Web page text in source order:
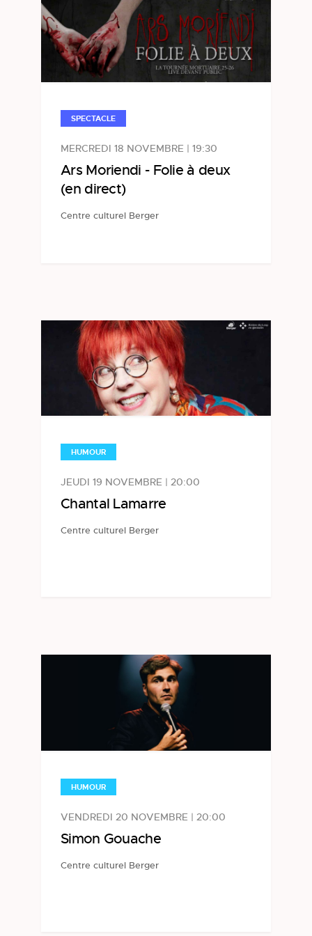
SPECTACLE
MERCREDI 18 NOVEMBRE | 19:30
Ars Moriendi - Folie à deux
(en direct)
Centre culturel Berger
HUMOUR
JEUDI 19 NOVEMBRE | 20:00
Chantal Lamarre
Centre culturel Berger
HUMOUR
VENDREDI 20 NOVEMBRE | 20:00
Simon Gouache
Centre culturel Berger